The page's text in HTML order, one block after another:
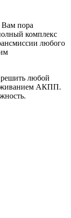
Вам пора
комплекс
любого
решить любой
АКПП.